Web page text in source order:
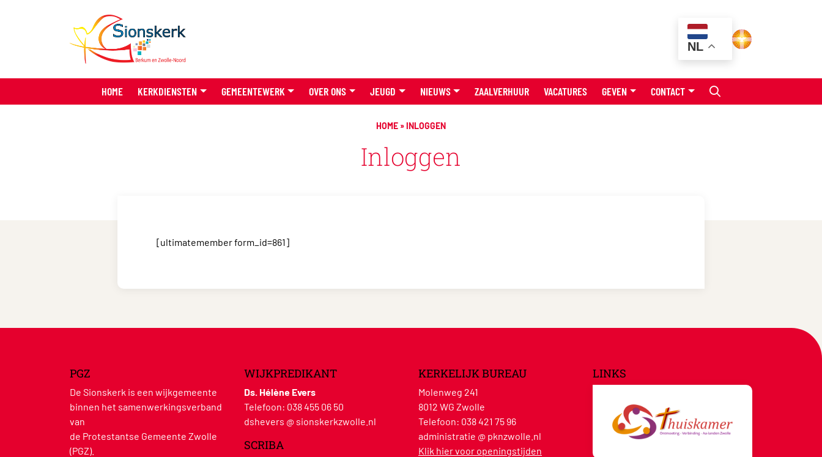
NL
HOME KERKDIENSTEN GEMEENTEWERK OVER ONS JEUGD NIEUWS ZAALVERHUUR VACATURES GEVEN CONTACT
HOME »INLOGGEN
Inloggen
[ultimatemember form_id=861]
PGZ
De Sionskerk is een wijkgemeente
binnen het samenwerkingsverband
van
de Protestantse Gemeente Zwolle
(PGZ).
WIJKPREDIKANT
Ds. Hélène Evers
Telefoon: 038 455 06 50
dshevers @ sionskerkzwolle.nl
SCRIBA
KERKELIJK BUREAU
Molenweg 241
8012 WG Zwolle
Telefoon: 038 421 75 96
administratie @ pknzwolle.nl
Klik hier voor openingstijden
LINKS